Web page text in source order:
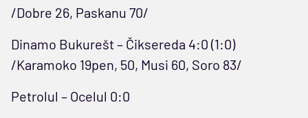
/Dobre 26, Paskanu 70/
Dinamo Bukurešt – Čiksereda 4:0 (1:0)
/Karamoko 19pen, 50, Musi 60, Soro 83/
Petrolul – Ocelul 0:0